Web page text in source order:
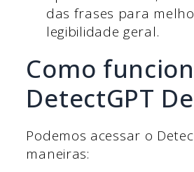
das frases para
legibilidade geral.
Como
DetectGPT
Podemos acessar o
maneiras: